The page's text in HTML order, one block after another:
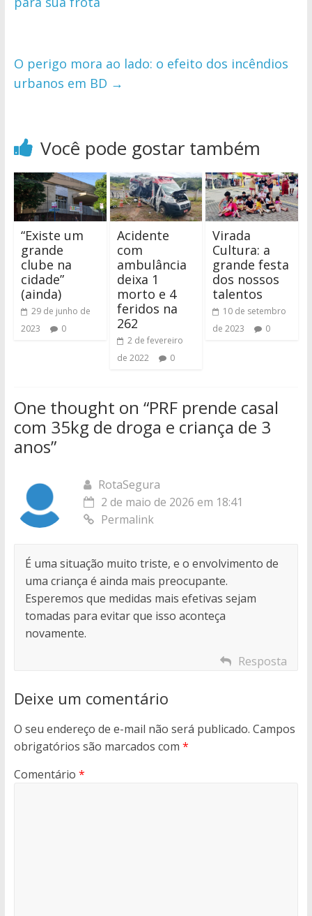
O perigo mora ao lado: o efeito dos incêndios
urbanos em BD →
Você pode gostar também
“Existe um
grande
clube na
cidade”
(ainda)
29 de junho de
2023
0
Acidente
com
ambulância
deixa 1
morto e 4
feridos na
262
2 de fevereiro
de 2022
0
Virada
Cultura: a
grande festa
dos nossos
talentos
10 de setembro
de 2023
0
One thought on “PRF prende casal
com 35kg de droga e criança de 3
anos”
RotaSegura
2 de maio de 2026 em 18:41
Permalink
É uma situação muito triste, e o envolvimento de
uma criança é ainda mais preocupante.
Esperemos que medidas mais efetivas sejam
tomadas para evitar que isso aconteça
novamente.
Resposta
Deixe um comentário
O seu endereço de e-mail não será publicado. Campos
obrigatórios são marcados com *
Comentário *